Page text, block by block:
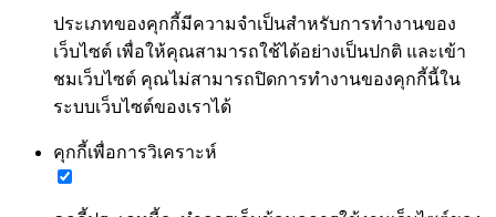
ประเภทของคุกกี้มีความจำเป็นสำหรับการทำงานของ
เว็บไซต์ เพื่อให้คุณสามารถใช้ได้อย่างเป็นปกติ และเข้า
ชมเว็บไซต์ คุณไม่สามารถปิดการทำงานของคุกกี้นี้ใน
ระบบเว็บไซต์ของเราได้
คุกกี้เพื่อการวิเคราะห์